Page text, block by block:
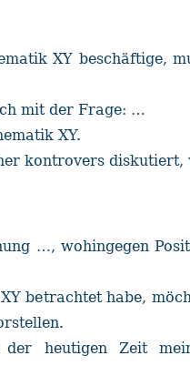
XY beschäftige,
mit der Frage: …
XY.
kontrovers
…, wohingegen
betrachtet habe,
heutigen Zeit